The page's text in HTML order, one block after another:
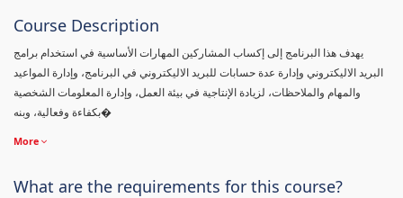
Course Description
يهدف هذا البرنامج إلى إكساب المشاركين المهارات الأساسية في استخدام برامج
البريد الاليكتروني وإدارة عدة حسابات للبريد الاليكتروني في البرنامج، وإدارة المواعيد
والمهام والملاحظات، لزيادة الإنتاجية في بيئة العمل، وإدارة المعلومات الشخصية
بكفاءة وفعالية، وبنه�
More
What are the requirements for this course?